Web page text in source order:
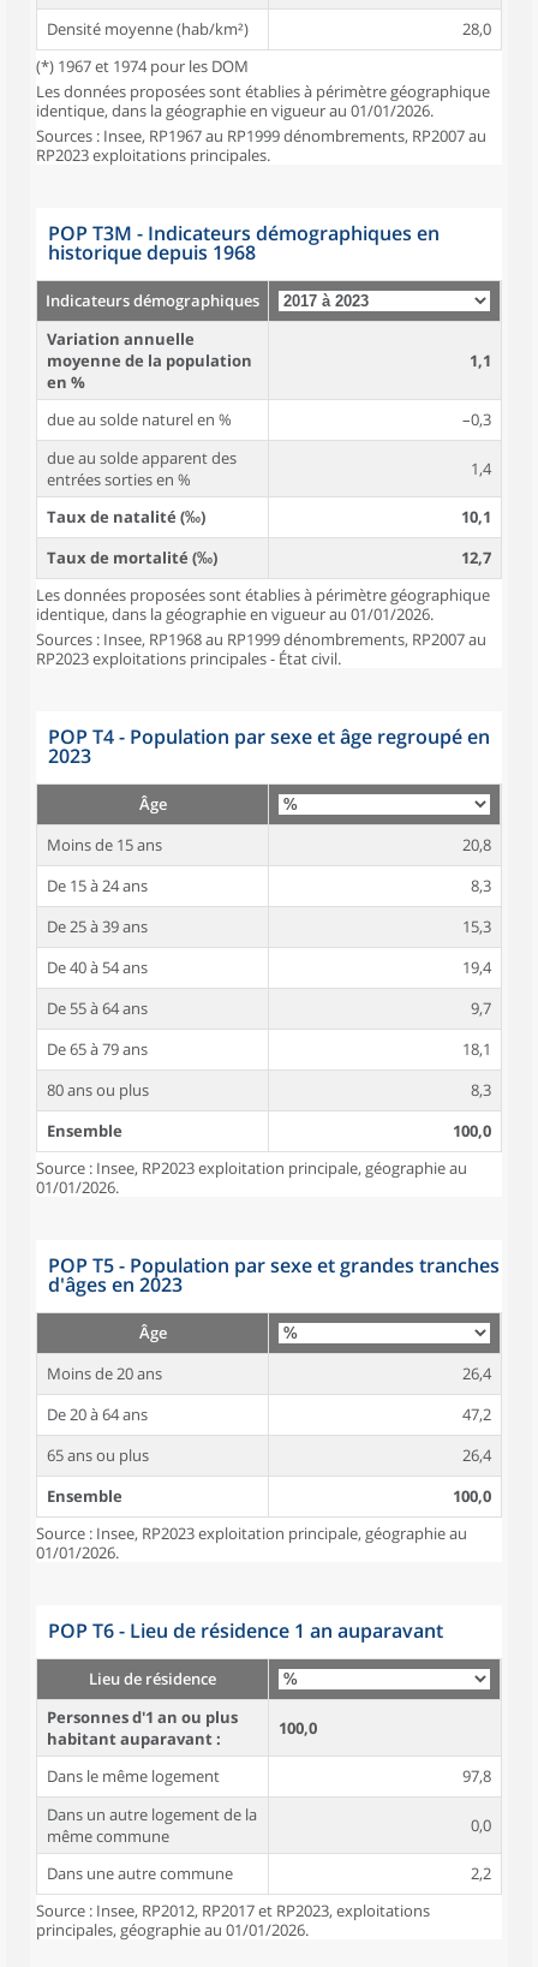
Densité moyenne (hab/km²)
28,0
(*) 1967 et 1974 pour les DOM
Les données proposées sont établies à périmètre géographique
identique, dans la géographie en vigueur au 01/01/2026.
Sources : Insee, RP1967 au RP1999 dénombrements, RP2007 au
RP2023 exploitations principales.
POP T3M - Indicateurs démographiques en
historique depuis 1968
Indicateurs démographiques
Variation annuelle
moyenne de la population
en %
1,1
due au solde naturel en %
–0,3
due au solde apparent des
entrées sorties en %
1,4
Taux de natalité (‰)
10,1
Taux de mortalité (‰)
12,7
Les données proposées sont établies à périmètre géographique
identique, dans la géographie en vigueur au 01/01/2026.
Sources : Insee, RP1968 au RP1999 dénombrements, RP2007 au
RP2023 exploitations principales - État civil.
POP T4 - Population par sexe et âge regroupé en
2023
Âge
Moins de 15 ans
20,8
De 15 à 24 ans
8,3
De 25 à 39 ans
15,3
De 40 à 54 ans
19,4
De 55 à 64 ans
9,7
De 65 à 79 ans
18,1
80 ans ou plus
8,3
Ensemble
100,0
Source : Insee, RP2023 exploitation principale, géographie au
01/01/2026.
POP T5 - Population par sexe et grandes tranches
d'âges en 2023
Âge
Moins de 20 ans
26,4
De 20 à 64 ans
47,2
65 ans ou plus
26,4
Ensemble
100,0
Source : Insee, RP2023 exploitation principale, géographie au
01/01/2026.
POP T6 - Lieu de résidence 1 an auparavant
Lieu de résidence
Personnes d'1 an ou plus
habitant auparavant :
100,0
Dans le même logement
97,8
Dans un autre logement de la
même commune
0,0
Dans une autre commune
2,2
Source : Insee, RP2012, RP2017 et RP2023, exploitations
principales, géographie au 01/01/2026.